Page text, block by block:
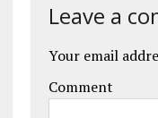
Leave a
Your email
Comment